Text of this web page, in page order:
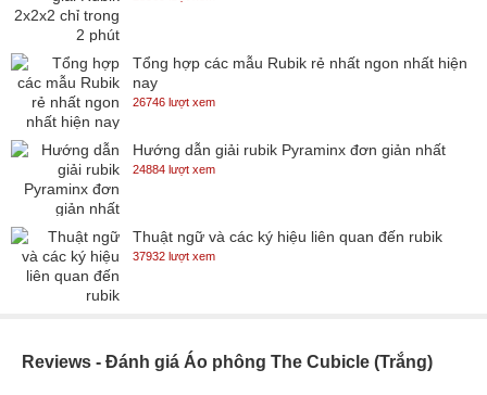
Tổng hợp các mẫu Rubik rẻ nhất ngon nhất hiện
nay
26746 lượt xem
Hướng dẫn giải rubik Pyraminx đơn giản nhất
24884 lượt xem
Thuật ngữ và các ký hiệu liên quan đến rubik
37932 lượt xem
Reviews - Đánh giá Áo phông The Cubicle (Trắng)